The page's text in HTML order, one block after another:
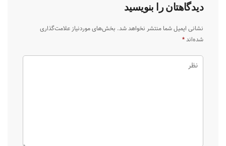
دیدگاهتان را بنویسید
نشانی ایمیل شما منتشر نخواهد شد. بخش‌های موردنیاز علامت‌گذاری
شده‌اند*